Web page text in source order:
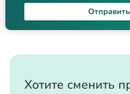
Отправить
Хотите сменить